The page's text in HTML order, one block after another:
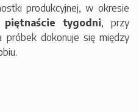
produkcyjnej, w okresie
piętnaście tygodni, przy
próbek dokonuje się między